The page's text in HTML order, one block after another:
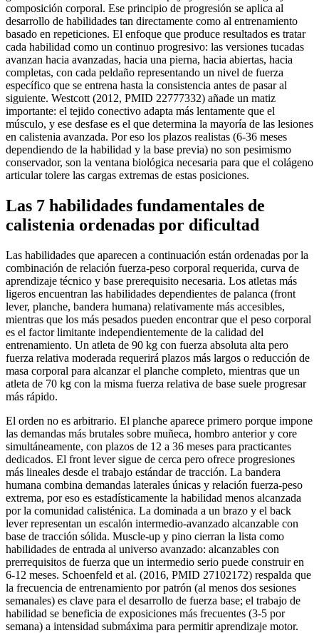
composición corporal. Ese principio de progresión se aplica al
desarrollo de habilidades tan directamente como al entrenamiento
basado en repeticiones. El enfoque que produce resultados es tratar
cada habilidad como un continuo progresivo: las versiones tucadas
avanzan hacia avanzadas, hacia una pierna, hacia abiertas, hacia
completas, con cada peldaño representando un nivel de fuerza
específico que se entrena hasta la consistencia antes de pasar al
siguiente. Westcott (2012, PMID 22777332) añade un matiz
importante: el tejido conectivo adapta más lentamente que el
músculo, y ese desfase es el que determina la mayoría de las lesiones
en calistenia avanzada. Por eso los plazos realistas (6-36 meses
dependiendo de la habilidad y la base previa) no son pesimismo
conservador, son la ventana biológica necesaria para que el colágeno
articular tolere las cargas extremas de estas posiciones.
Las 7 habilidades fundamentales de
calistenia ordenadas por dificultad
Las habilidades que aparecen a continuación están ordenadas por la
combinación de relación fuerza-peso corporal requerida, curva de
aprendizaje técnico y base prerequisito necesaria. Los atletas más
ligeros encuentran las habilidades dependientes de palanca (front
lever, planche, bandera humana) relativamente más accesibles,
mientras que los más pesados pueden encontrar que el peso corporal
es el factor limitante independientemente de la calidad del
entrenamiento. Un atleta de 90 kg con fuerza absoluta alta pero
fuerza relativa moderada requerirá plazos más largos o reducción de
masa corporal para alcanzar el planche completo, mientras que un
atleta de 70 kg con la misma fuerza relativa de base suele progresar
más rápido.
El orden no es arbitrario. El planche aparece primero porque impone
las demandas más brutales sobre muñeca, hombro anterior y core
simultáneamente, con plazos de 12 a 36 meses para practicantes
dedicados. El front lever sigue de cerca pero ofrece progresiones
más lineales desde el trabajo estándar de tracción. La bandera
humana combina demandas laterales únicas y relación fuerza-peso
extrema, por eso es estadísticamente la habilidad menos alcanzada
por la comunidad calisténica. La dominada a un brazo y el back
lever representan un escalón intermedio-avanzado alcanzable con
base de tracción sólida. Muscle-up y pino cierran la lista como
habilidades de entrada al universo avanzado: alcanzables con
prerrequisitos de fuerza que un intermedio serio puede construir en
6-12 meses. Schoenfeld et al. (2016, PMID 27102172) respalda que
la frecuencia de entrenamiento por patrón (al menos dos sesiones
semanales) es clave para el desarrollo de fuerza base; el trabajo de
habilidad se beneficia de exposiciones más frecuentes (3-5 por
semana) a intensidad submáxima para permitir aprendizaje motor.